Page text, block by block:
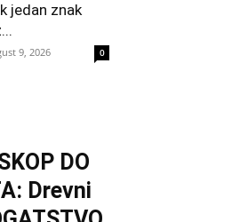
jedan znak
9, 2026 0
DO
Drevni